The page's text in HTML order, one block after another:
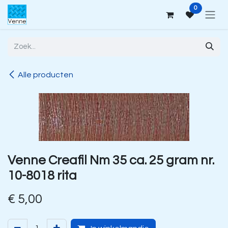
Overslaan naar inhoud 0
Alle producten
Venne Creafil Nm 35 ca. 25 gram nr.
10-8018 rita
€ 5,00